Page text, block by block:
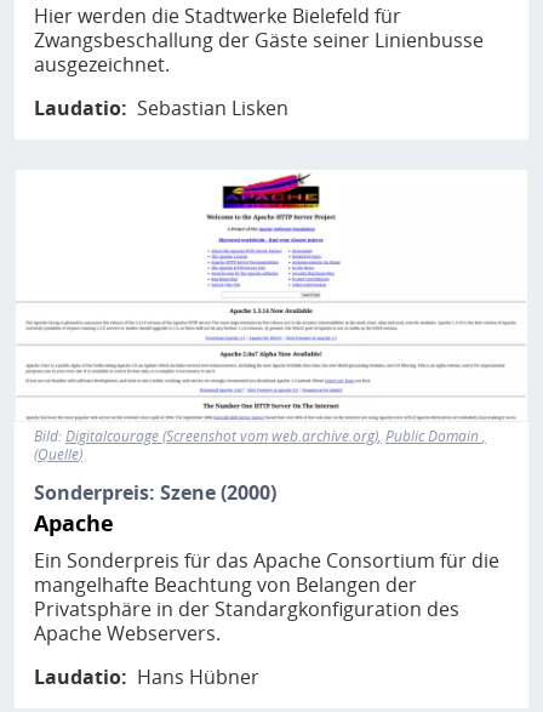
Hier werden die Stadtwerke Bielefeld für
Zwangsbeschallung der Gäste seiner Linienbusse
ausgezeichnet.
Laudatio
Sebastian Lisken
Bild:Digitalcourage (Screenshot vom web.archive.org) Public Domain
Quelle
Sonderpreis: Szene (2000)
Apache
Ein Sonderpreis für das Apache Consortium für die
mangelhafte Beachtung von Belangen der
Privatsphäre in der Standargkonfiguration des
Apache Webservers.
Laudatio
Hans Hübner